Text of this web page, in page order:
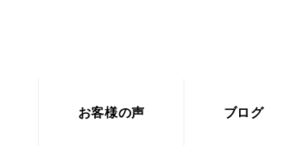
お客様の声 ブログ